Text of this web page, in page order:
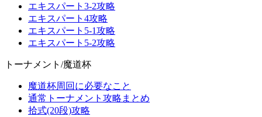
エキスパート3-2攻略
エキスパート4攻略
エキスパート5-1攻略
エキスパート5-2攻略
トーナメント/魔道杯
魔道杯周回に必要なこと
通常トーナメント攻略まとめ
拾式(20段)攻略